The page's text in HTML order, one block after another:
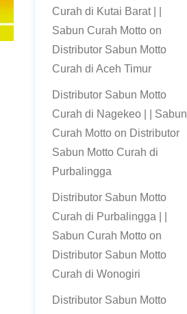
Curah di Kutai Barat | |
Sabun Curah Mottoon
Distributor Sabun Motto
Curah di Aceh Timur
Distributor Sabun Motto
Curah di Nagekeo | | Sabun
Curah Mottoon Distributor
Sabun Motto Curah di
Purbalingga
Distributor Sabun Motto
Curah di Purbalingga | |
Sabun Curah Mottoon
Distributor Sabun Motto
Curah di Wonogiri
Distributor Sabun Motto